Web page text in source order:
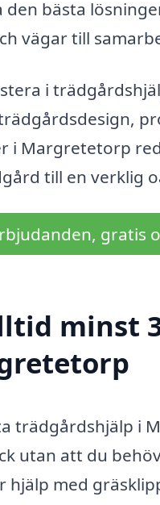
bästa
vägar till
i
i Margretetorp
till en verklig
gratis
minst
trädgårdshjälp i
utan att du
hjälp med